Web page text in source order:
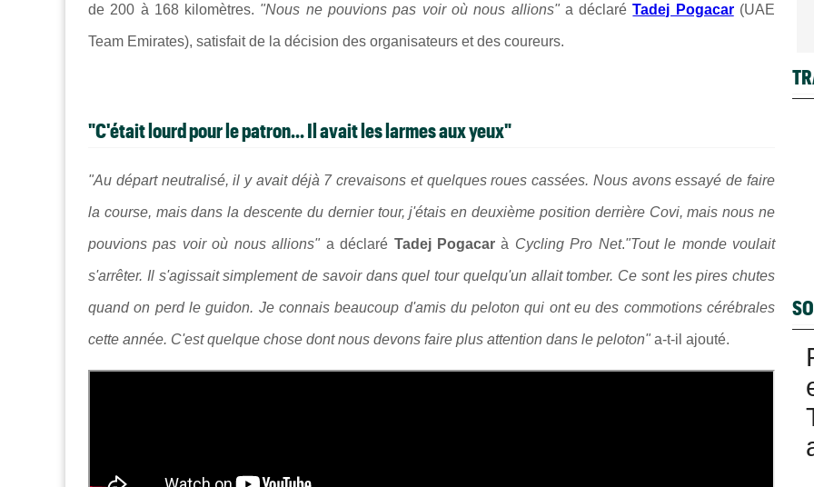
de 200 à 168 kilomètres. "Nous ne pouvions pas voir où nous allions"a déclaréTadej Pogacar(UAE
Team Emirates), satisfait de la décision des organisateurs et des coureurs.
"C'était lourd pour le patron... Il avait les larmes aux yeux"
"Au départ neutralisé, il y avait déjà 7 crevaisons et quelques roues cassées. Nous avons essayé de faire
la course, mais dans la descente du dernier tour, j'étais en deuxième position derrière Covi, mais nous ne
pouvions pas voir où nous allions" a déclaré Tadej Pogacarà Cycling Pro Net."Tout le monde voulait
s'arrêter. Il s'agissait simplement de savoir dans quel tour quelqu'un allait tomber. Ce sont les pires chutes
quand on perd le guidon. Je connais beaucoup d'amis du peloton qui ont eu des commotions cérébrales
cette année. C'est quelque chose dont nous devons faire plus attention dans le peloton" a-t-il ajouté.